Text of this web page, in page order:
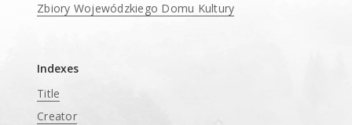
Zbiory Wojewódzkiego Domu Kultury
Indexes
Title
Creator